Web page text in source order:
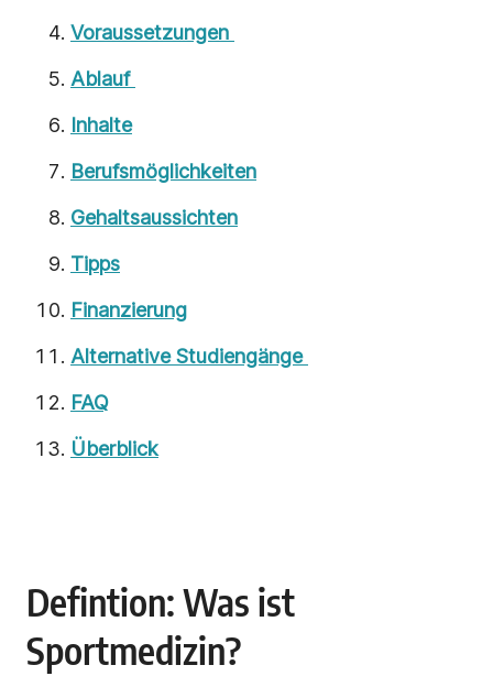
Voraussetzungen
Ablauf
Inhalte
Berufsmöglichkeiten
Gehaltsaussichten
Tipps
Finanzierung
Alternative Studiengänge
FAQ
Überblick
Defintion: Was ist
Sportmedizin?